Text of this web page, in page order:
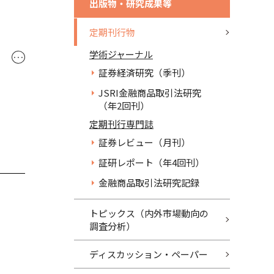
･･･
出版物・研究成果等
定期刊行物
学術ジャーナル
証券経済研究（季刊）
JSRI金融商品取引法研究
（年2回刊）
定期刊行専門誌
証券レビュー（月刊）
証研レポート（年4回刊）
金融商品取引法研究記録
トピックス（内外市場動向の
調査分析）
ディスカッション・ペーパー